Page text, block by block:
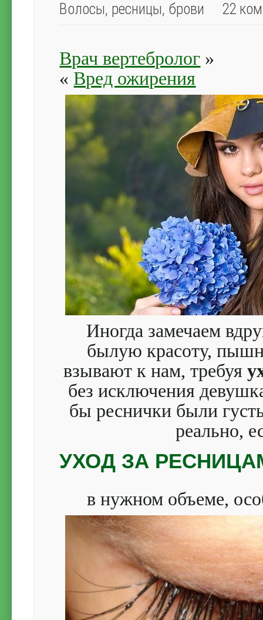
Волосы, ресницы, брови
22
Врач вертебролог »
« Вред ожирения
Иногда замечаем
былую красоту,
взывают к нам, требуя
без исключения
бы реснички были
реально,
УХОД ЗА
в нужном объеме,